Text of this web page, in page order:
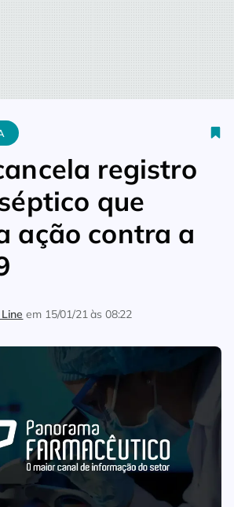
Anvisa cancela registro de
registro
que
ação contra a
em 15/01/21 às 08:22